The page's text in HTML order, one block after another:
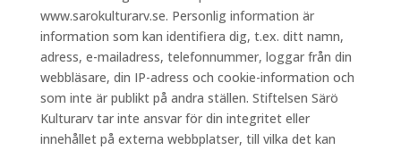
www.sarokulturarv.se. Personlig information är
information som kan identifiera dig, t.ex. ditt namn,
adress, e-mailadress, telefonnummer, loggar från din
webbläsare, din IP-adress och cookie-information och
som inte är publikt på andra ställen. Stiftelsen Särö
Kulturarv tar inte ansvar för din integritet eller
innehållet på externa webbplatser, till vilka det kan